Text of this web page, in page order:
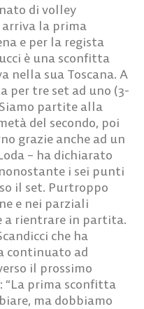
di volley
la prima
e per la regista
è una sconfitta
nella sua Toscana. A
per tre set ad uno (3-
partite alla
del secondo, poi
grazie anche ad un
– ha dichiarato
i sei punti
il set. Purtroppo
e nei parziali
a rientrare in partita.
che ha
continuato ad
il prossimo
“La prima sconfitta
ma dobbiamo